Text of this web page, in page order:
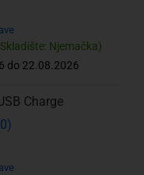
Njemačka)
do 22.08.2026
Charge